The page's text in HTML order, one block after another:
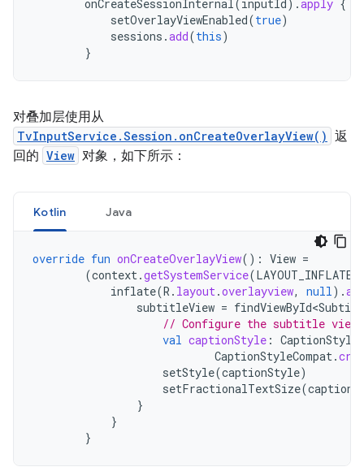
onCreateSessionInternal( inputId ).apply {
setOverlayViewEnabled(true)
sessions .add(this)
}
对叠加层使用从
TvInputService.Session.onCreateOverlayView() 返
回的 View 对象，如下所示：
Kotlin Java
override fun onCreateOverlayView(): View =
(context.getSystemService(
inflate(R . layout.overlayview, null).
subtitleView =
// Configure the subtitle view.
val captionStyle :
CaptionStyleCompat.
setStyle(captionStyle)
setFractionalTextSize(
}
}
}